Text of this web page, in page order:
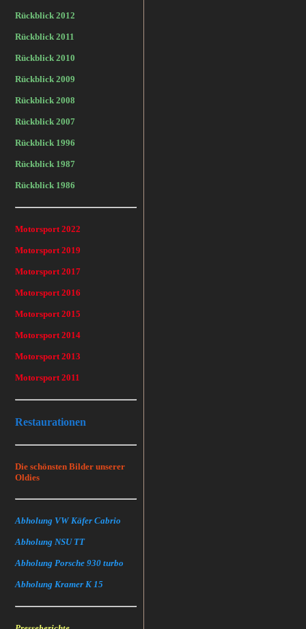
Rückblick 2012
Rückblick 2011
Rückblick 2010
Rückblick 2009
Rückblick 2008
Rückblick 2007
Rückblick 1996
Rückblick 1987
Rückblick 1986
Motorsport 2022
Motorsport 2019
Motorsport 2017
Motorsport 2016
Motorsport 2015
Motorsport 2014
Motorsport 2013
Motorsport 2011
Restaurationen
Die schönsten Bilder unserer
Oldies
Abholung VW Käfer Cabrio
Abholung NSU TT
Abholung Porsche 930 turbo
Abholung Kramer K 15